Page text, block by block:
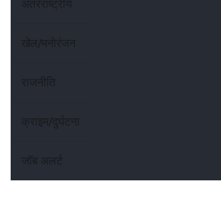
अंतरराष्ट्रीय
खेल/मनोरंजन
राजनीति
क्राइम/दुर्घटना
जॉब अलर्ट